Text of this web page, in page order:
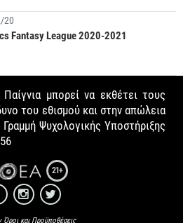
20
Fantasy League 2020-2021
μπορεί να εκθέτει τους
του εθισμού και στην απώλεια
Ψυχολογικής Υποστήριξης
21+
Όροι και Προϋποθέσεις